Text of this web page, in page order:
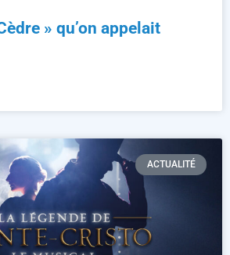
» qu’on appelait
ACTUALITÉ